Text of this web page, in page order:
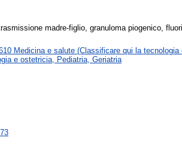
madre-figlio, granuloma piogenico,
Medicina e salute (Classificare qui la
e ostetricia, Pediatria, Geriatria